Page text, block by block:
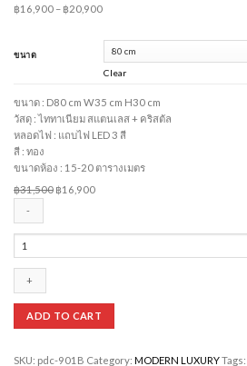
฿16,900 – ฿20,900Price
฿16,900
through
฿20,900
ขนาด
Clear
ขนาด : D80 cm W35 cm H30 cm
วัสดุ : ไททาเนียม สแตนเลส + คริสตัล
หลอดไฟ : แถบไฟ LED 3 สี
สี : ทอง
ขนาดห้อง : 15-20 ตารางเมตร
฿31,500 Original
฿31,500.
฿16,900Current
฿16,900.
901B
quantity
ADD TO CART
SKU: pdc-901B Category: MODERN LUXURYTags: